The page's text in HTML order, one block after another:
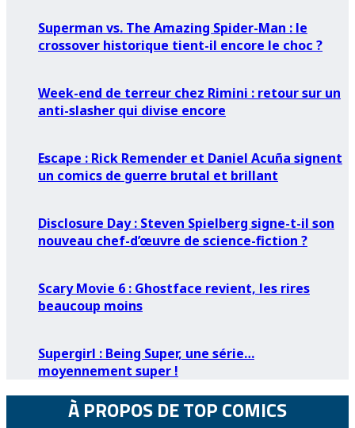
Superman vs. The Amazing Spider-Man : le
crossover historique tient-il encore le choc ?
Week-end de terreur chez Rimini : retour sur un
anti-slasher qui divise encore
Escape : Rick Remender et Daniel Acuña signent
un comics de guerre brutal et brillant
Disclosure Day : Steven Spielberg signe-t-il son
nouveau chef-d’œuvre de science-fiction ?
Scary Movie 6 : Ghostface revient, les rires
beaucoup moins
Supergirl : Being Super, une série…
moyennement super !
À PROPOS DE TOP COMICS